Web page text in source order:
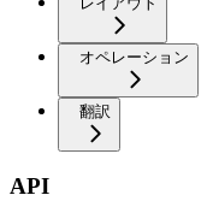
オペレーション
翻訳
API